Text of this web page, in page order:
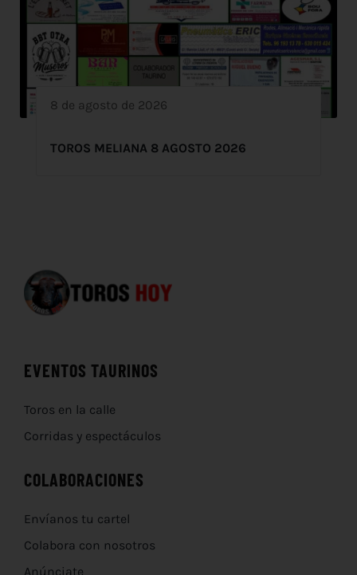
8 de agosto de 2026
TOROS MELIANA 8 AGOSTO 2026
EVENTOS TAURINOS
Toros en la calle
Corridas y espectáculos
COLABORACIONES
Envíanos tu cartel
Colabora con nosotros
Anúnciate